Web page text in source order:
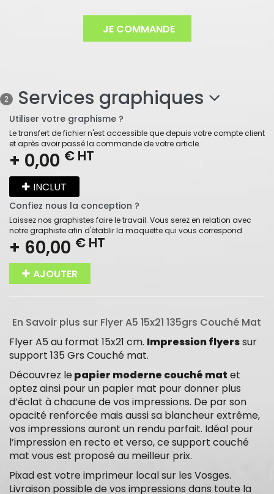
JE COMMANDE
2 Services graphiques
Utiliser votre graphisme ?
Le transfert de fichier n'est accessible que depuis votre compte client
et après avoir passé la commande de votre article.
+ 0,00 € HT
INCLUT
Confiez nous la conception ?
Laissez nos graphistes faire le travail. Vous serez en relation avec
notre graphiste afin d'établir la maquette qui vous correspond
+ 60,00 € HT
AJOUTER
En Savoir plus sur Flyer A5 15x21 135grs Couché Mat
Flyer A5 au format 15x21 cm. Impression flyerssur
support 135 Grs Couché mat.
Découvrez lepapier moderne couché mat et
optez ainsi pour un papier mat pour donner plus
d’éclat à chacune de vos impressions. De par son
opacité renforcée mais aussi sa blancheur extrême,
vos impressions auront un rendu parfait. Idéal pour
l’impression en recto et verso, ce support couché
mat vous est proposé au meilleur prix.
Pixad est votre imprimeur local sur les Vosges.
Livraison possible de vos impressions dans toute la